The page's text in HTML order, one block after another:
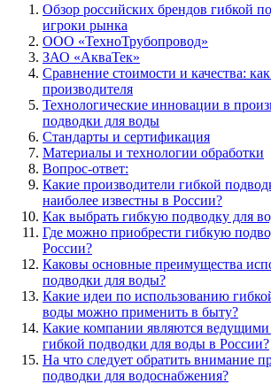
Обзор российских брендов гибкой
игроки рынка
ООО «ТехноТрубопровод»
ЗАО «АкваТек»
Сравнение стоимости и качества:
производителя
Технологические инновации в
подводки для воды
Стандарты и сертификация
Материалы и технологии обработки
Вопрос-ответ:
Какие производители гибкой
наиболее известны в России?
Как выбрать гибкую подводку для
Где можно приобрести гибкую
России?
Каковы основные преимущества
подводки для воды?
Какие идеи по использованию
воды можно применить в быту?
Какие компании являются ведущими
гибкой подводки для воды в России?
На что следует обратить внимание
подводки для водоснабжения?